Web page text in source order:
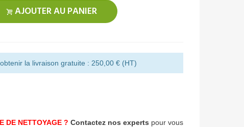
AJOUTER AU PANIER
la livraison gratuite : 250,00 € (HT)
DE NETTOYAGE ? Contactez nos experts pour vous